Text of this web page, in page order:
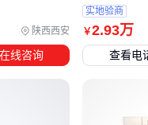
封口稳定性和速度调节范
注排气量和压力稳定性
要检查控制系统兼容性
时项目可以考虑租赁方
陕西西安
在线咨询
￥2.93万
实地验商
查看电